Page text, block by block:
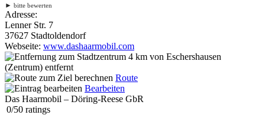
► bitte bewerten
Adresse:
Lenner Str. 7
37627 Stadtoldendorf
Webseite: www.dashaarmobil.com
4 km von Eschershausen
(Zentrum) entfernt
Route
Bearbeiten
Das Haarmobil – Döring-Reese GbR
0/50 ratings